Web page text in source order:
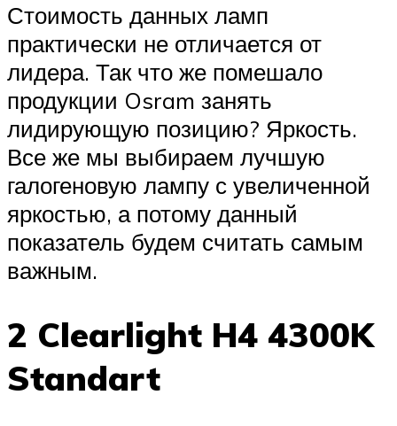
Стоимость данных ламп
практически не отличается от
лидера. Так что же помешало
продукции Osram занять
лидирующую позицию? Яркость.
Все же мы выбираем лучшую
галогеновую лампу с увеличенной
яркостью, а потому данный
показатель будем считать самым
важным.
2 Clearlight H4 4300K
Standart